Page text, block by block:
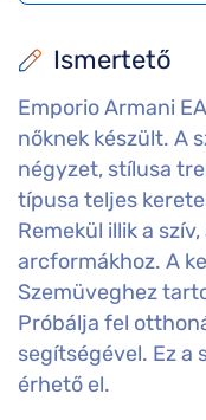
Ismertető
Emporio Armani
nőknek készült. A
négyzet, stílusa
típusa teljes
Remekül illik a
arcformákhoz. A
Szemüveghez
Próbálja fel
segítségével. Ez a
érhető el.